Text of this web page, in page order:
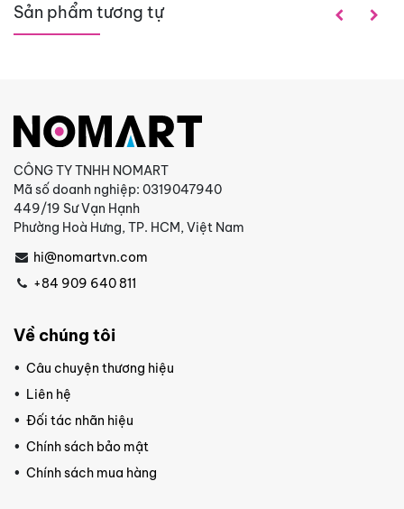
Sản phẩm tương tự
CÔNG TY TNHH NOMART
Mã số doanh nghiệp: 0319047940
449/19 Sư Vạn Hạnh
Phường Hoà Hưng, TP. HCM, Việt Nam
hi@nomartvn.com
+84 909 640 811
Về chúng tôi
Câu chuyện thương hiệu
Liên hệ
Đối tác nhãn hiệu
Chính sách bảo mật
Chính sách mua hàng